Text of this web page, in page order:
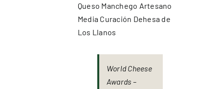
Queso Manchego Artesano
Media Curación Dehesa de
Los Llanos
World Cheese
Awards –